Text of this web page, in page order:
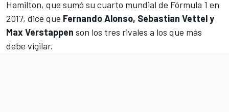
Hamilton, que sumó su cuarto mundial de Fórmula 1 en
2017, dice que Fernando Alonso, Sebastian Vettel y
Max Verstappen son los tres rivales a los que más
debe vigilar.